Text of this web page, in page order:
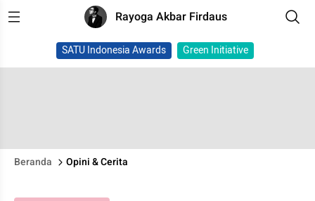
Rayoga Akbar Firdaus
SATU Indonesia Awards Green Initiative
Beranda Opini & Cerita